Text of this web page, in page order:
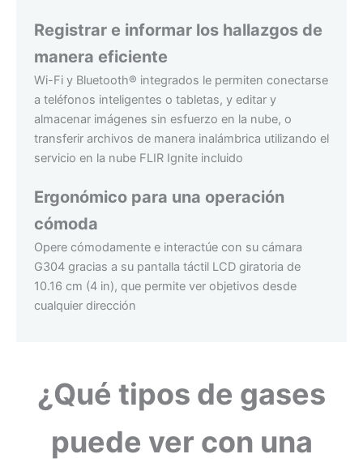
Registrar e informar los hallazgos de
manera eficiente
Wi-Fi y Bluetooth® integrados le permiten conectarse
a teléfonos inteligentes o tabletas, y editar y
almacenar imágenes sin esfuerzo en la nube, o
transferir archivos de manera inalámbrica utilizando el
servicio en la nube FLIR Ignite incluido
Ergonómico para una operación
cómoda
Opere cómodamente e interactúe con su cámara
G304 gracias a su pantalla táctil LCD giratoria de
10.16 cm (4 in), que permite ver objetivos desde
cualquier dirección
¿Qué tipos de gases
puede ver con una